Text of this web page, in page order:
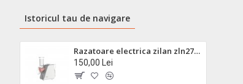
Istoricul tau de navigare
Razatoare electrica zilan zln2778 - 5 accesorii, 150w, feliator legume si salate
150,00 Lei